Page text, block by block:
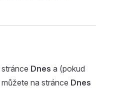
Dnes a (pokud
na stránce Dnes